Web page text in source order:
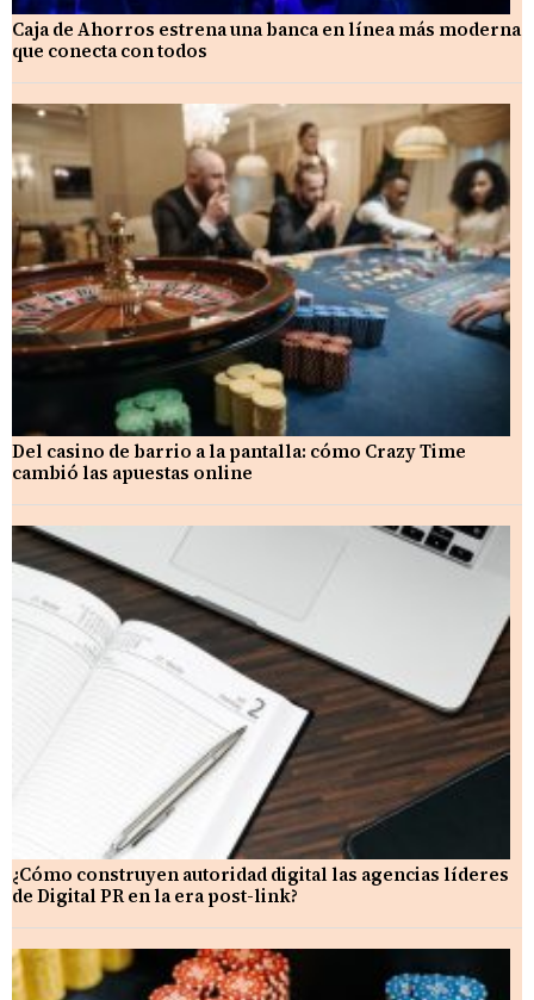
Caja de Ahorros estrena una banca en línea más moderna
que conecta con todos
Del casino de barrio a la pantalla: cómo Crazy Time
cambió las apuestas online
¿Cómo construyen autoridad digital las agencias líderes
de Digital PR en la era post-link?